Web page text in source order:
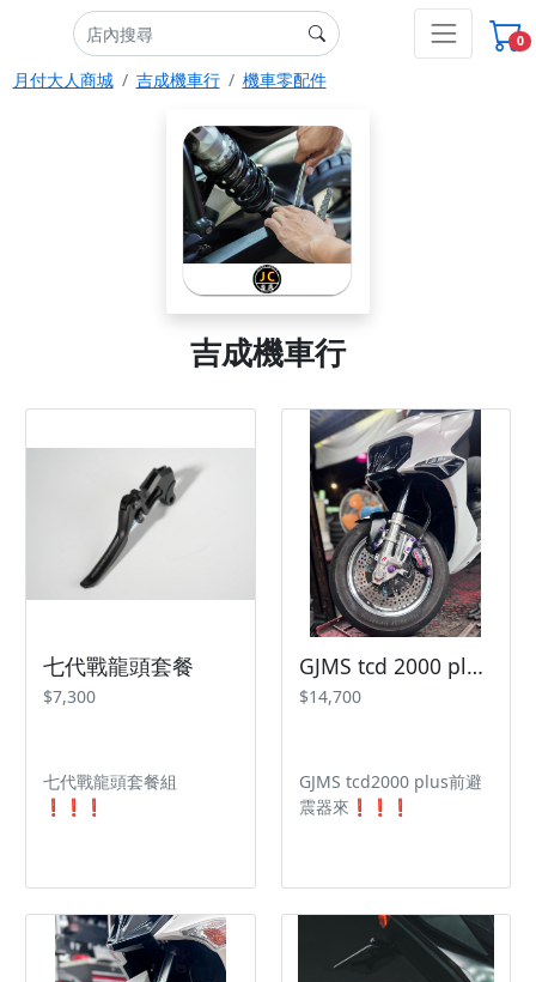
0
月付大人商城 吉成機車行 機車零配件
吉成機車行
七代戰龍頭套餐
$7,300
七代戰龍頭套餐組
❗️❗️❗️
GJMS tcd 2000 plus 三陽機車 jetsl Drg Mmbcu
$14,700
GJMS tcd2000 plus前避
震器來❗️❗️❗️